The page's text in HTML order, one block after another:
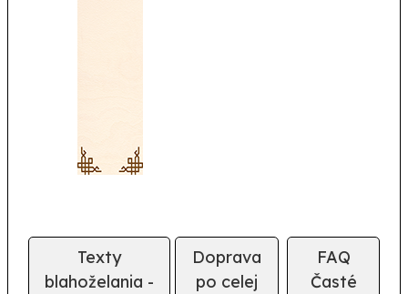
Texty
blahoželania -
Doprava
po celej
FAQ
Časté